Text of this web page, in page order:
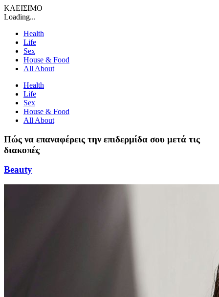
ΚΛΕΙΣΙΜΟ
Loading...
Health
Life
Sex
House & Food
All About
Health
Life
Sex
House & Food
All About
Πώς να επαναφέρεις την επιδερμίδα σου μετά τις
διακοπές
Beauty